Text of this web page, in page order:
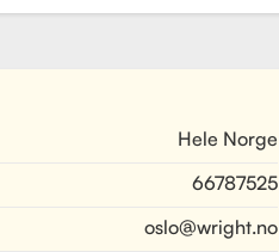
Hele Norge
66787525
oslo@wright.no